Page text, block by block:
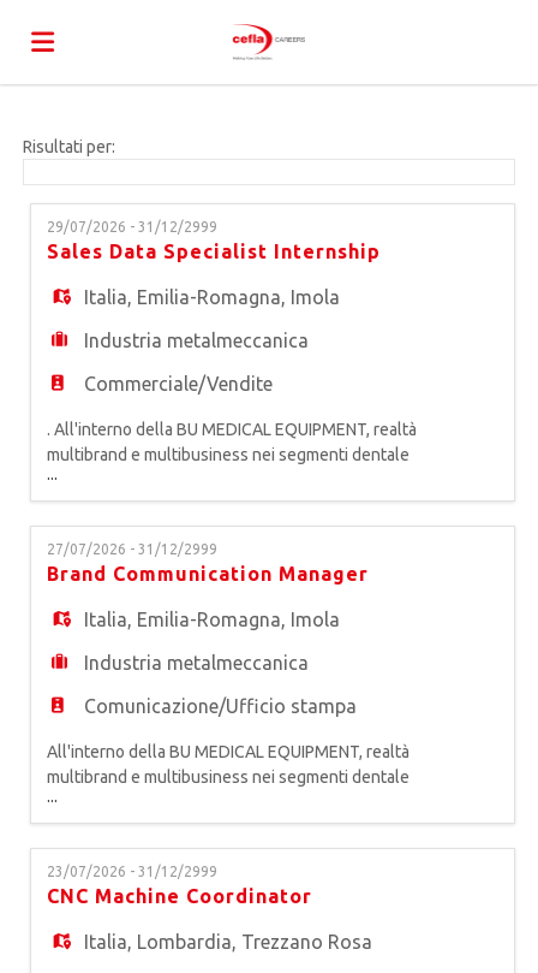
Offerte
di
lavoro
Carica
il
CV
Login
Lingua
EN
FR
IT
DE
ES
PT
Risultati per:
29/07/2026 - 31/12/2999
Sales Data Specialist Internship
Italia, Emilia-Romagna, Imola
Industria metalmeccanica
Commerciale/Vendite
. All'interno della BU MEDICAL EQUIPMENT, realtà
multibrand e multibusiness nei segmenti dentale
e medicale, primo produttore europeo di
attrezzature odontoiatriche, siamo alla ricerca di
un* SALES DATA SPECIALIST da inserire in
Tirocinio Extracurriculare. In affiancamento e alle
dipendenze del Sales Area Manager, la figura
...
27/07/2026 - 31/12/2999
Brand Communication Manager
Italia, Emilia-Romagna, Imola
Industria metalmeccanica
Comunicazione/Ufficio stampa
All'interno della BU MEDICAL EQUIPMENT, realtà
multibrand e multibusiness nei segmenti dentale
e medicale, primo produttore europeo di
attrezzature odontoiatriche, siamo alla ricerca di
un* BRAND COMMUNICATION MANAGER
Responsabile della comunicazione, promuove lo
sviluppo della Brand Identity dei marchi della
...
23/07/2026 - 31/12/2999
CNC Machine Coordinator
Italia, Lombardia, Trezzano Rosa